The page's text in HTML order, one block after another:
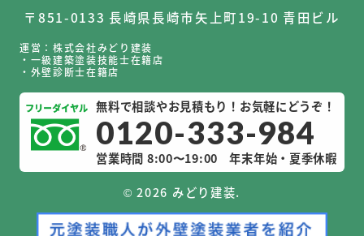
〒851-0133 長崎県長崎市矢上町19-10 青田ビル
運営：株式会社みどり建装
・一級建築塗装技能士在籍店
・外壁診断士在籍店
無料で相談やお見積もり！お気軽にどうぞ！
0120-333-984
営業時間 8:00〜19:00 年末年始・夏季休暇
©2026 みどり建装.